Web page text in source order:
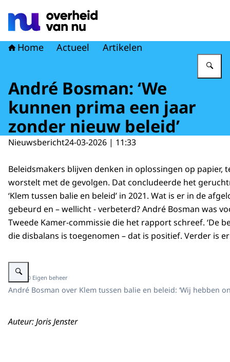
Home Actueel Artikelen
André Bosman: ‘We
kunnen prima een jaar
zonder nieuw beleid’
Nieuwsbericht24-03-2026 | 11:33
Beleidsmakers blijven denken in oplossingen op papier,
worstelt met de gevolgen. Dat concludeerde het
‘Klem tussen balie en beleid’ in 2021. Wat is er in de
gebeurd en – wellicht - verbeterd? André Bosman was
Tweede Kamer-commissie die het rapport schreef. ‘De
die disbalans is toegenomen – dat is positief. Verder is
Vergroot afbeelding André Bosman
Beeld: © Eigen beheer
André Bosman over Klem tussen balie en beleid: ‘Wij hebben
Auteur: Joris Jenster